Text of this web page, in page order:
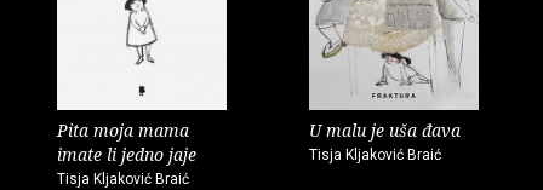
Pita moja mama
imate li jedno jaje
Tisja Kljaković Braić
U malu je uša đava
Tisja Kljaković Braić